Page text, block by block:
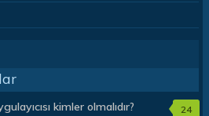
kimler olmalıdır? 24